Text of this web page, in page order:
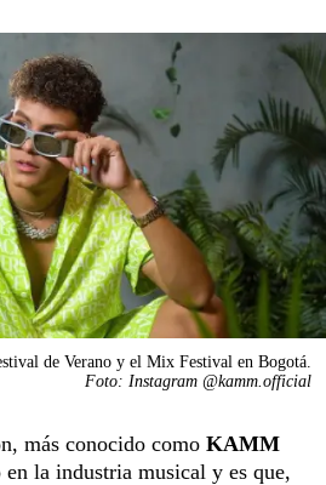
de Verano y el Mix Festival en Bogotá.
Foto: Instagram @kamm.official
más conocido como KAMM
la industria musical y es que,